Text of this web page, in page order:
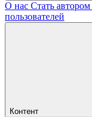
О нас Стать автором
пользователей
Контент